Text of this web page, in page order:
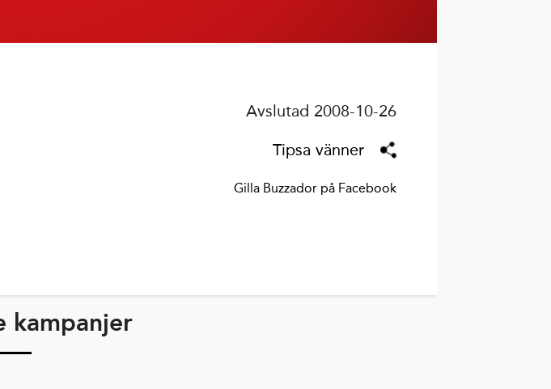
Avslutad 2008-10-26
Tipsa vänner
Gilla Buzzador på Facebook
kampanjer